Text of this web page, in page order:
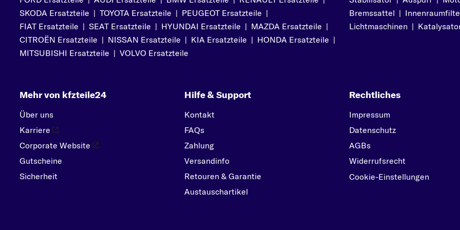
OPEL
PEUGEOT
PORSCHE
SKODA
SMART
SUBARU
SUZUKI
R-KLASSE
S
S-KLASSE
SKODA Ersatzteile | TOYOTA Ersatzteile | PEUGEOT Ersatzteile |
FIAT Ersatzteile | SEAT Ersatzteile | HYUNDAI Ersatzteile | MAZDA Ersatzteile |
CITROËN Ersatzteile | NISSAN Ersatzteile | KIA Ersatzteile | HONDA Ersatzteile |
MITSUBISHI Ersatzteile | VOLVO Ersatzteile
Bremssattel |
Lichtmaschinen |
Mehr von kfzteile24
Über uns
Karriere
Corporate Website
Gutscheine
Sicherheit
Hilfe & Support
Kontakt
FAQs
Zahlung
Versandinfo
Retouren & Garantie
Austauschartikel
Rechtliches
Impressum
Datenschutz
AGBs
Widerrufsrecht
Cookie-Einstellungen